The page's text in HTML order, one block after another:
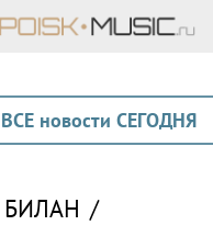
ВСЕ новости СЕГОДНЯ
БИЛАН /